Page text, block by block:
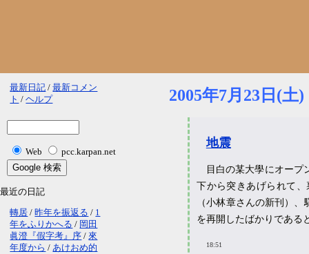
2005年7月23日(土)
地震
目白の某大學にオープ
下から突きあげられて
（小林章さんの新刊）
を再開したばかりである
18:51
最新日記
最新コメン
ト
ヘルプ
Web pcc.karpan.net
最近の日記
轉居 昨年を振返る
1
年をふりかへる
岡田
眞澄『假字考』序
來
年度から
あけおめ的